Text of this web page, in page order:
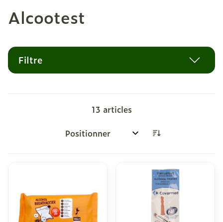
Alcootest
Filtre
13 articles
Trier par: